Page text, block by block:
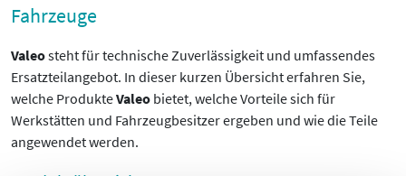
Fahrzeuge
Valeosteht für technische Zuverlässigkeit und umfassendes
Ersatzteilangebot. In dieser kurzen Übersicht erfahren Sie,
welche ProdukteValeo bietet, welche Vorteile sich für
Werkstätten und Fahrzeugbesitzer ergeben und wie die Teile
angewendet werden.